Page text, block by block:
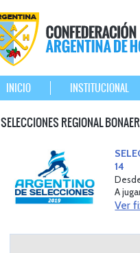
INICIO INSTITUCIONAL
SELECCIONES REGIONAL
14
A
Ver